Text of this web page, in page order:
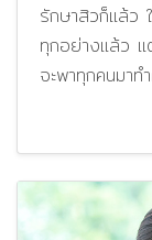
รักษาสิวก็แล้ว
ทุกอย่างแล้ว แ
จะพาทุกคนมา